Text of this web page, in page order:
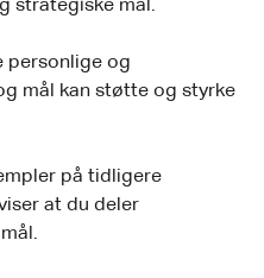
strategiske mål.
personlige og
mål kan støtte og styrke
på tidligere
at du deler